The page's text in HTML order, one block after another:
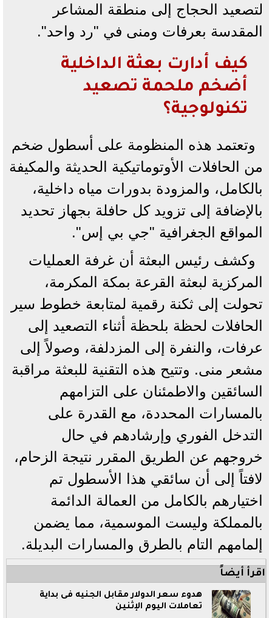
لتصعيد الحجاج إلى منطقة المشاعر
المقدسة بعرفات ومنى في "رد واحد".
كيف أدارت بعثة الداخلية
أضخم ملحمة تصعيد
تكنولوجية؟
وتعتمد هذه المنظومة على أسطول ضخم
من الحافلات الأوتوماتيكية الحديثة والمكيفة
بالكامل، والمزودة بدورات مياه داخلية،
بالإضافة إلى تزويد كل حافلة بجهاز تحديد
المواقع الجغرافية "جي بي إس".
وكشف رئيس البعثة أن غرفة العمليات
المركزية لبعثة القرعة بمكة المكرمة،
تحولت إلى ثكنة رقمية لمتابعة خطوط سير
الحافلات لحظة بلحظة أثناء التصعيد إلى
عرفات، والنفرة إلى المزدلفة، وصولاً إلى
مشعر منى. وتتيح هذه التقنية للبعثة مراقبة
السائقين والاطمئنان على التزامهم
بالمسارات المحددة، مع القدرة على
التدخل الفوري وإرشادهم في حال
خروجهم عن الطريق المقرر نتيجة الزحام،
لافتاً إلى أن سائقي هذا الأسطول تم
اختيارهم بالكامل من العمالة الدائمة
بالمملكة وليست الموسمية، مما يضمن
إلمامهم التام بالطرق والمسارات البديلة.
اقرأ أيضاً
هدوء سعر الدولار مقابل الجنيه فى بداية
تعاملات اليوم الإثنين